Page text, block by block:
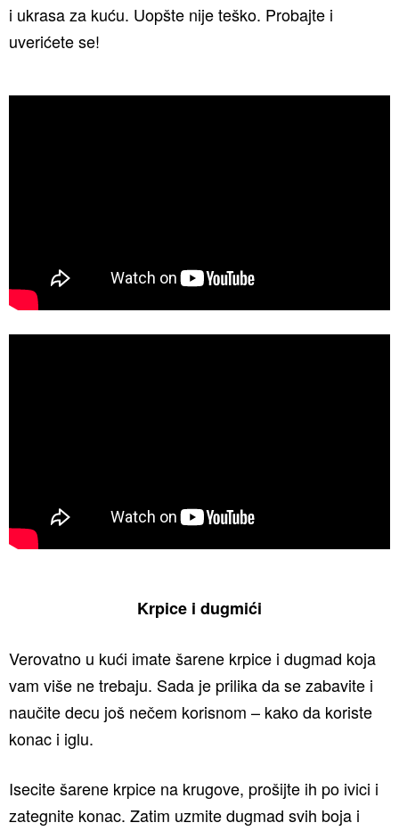
i ukrasa za kuću. Uopšte nije teško. Probajte i
uverićete se!
Krpice i dugmići
Verovatno u kući imate šarene krpice i dugmad koja
vam više ne trebaju. Sada je prilika da se zabavite i
naučite decu još nečem korisnom – kako da koriste
konac i iglu.
Isecite šarene krpice na krugove, prošijte ih po ivici i
zategnite konac. Zatim uzmite dugmad svih boja i